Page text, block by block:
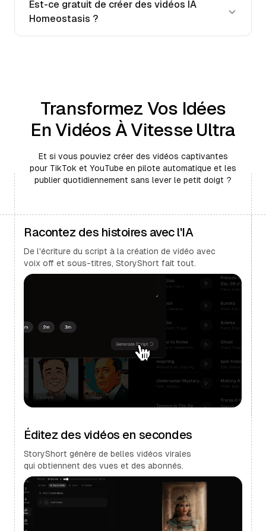
Est-ce gratuit de créer des vidéos IA
Homeostasis ?
Transformez Vos Idées
En Vidéos À Vitesse Ultra
Et si vous pouviez créer des vidéos captivantes
pour TikTok et YouTube en pilote automatique et les
publier quotidiennement sans lever le petit doigt ?
Racontez des histoires avec l'IA
De l'écriture du script à la création de vidéo avec
voix off et sous-titres, StoryShort fait tout.
Éditez des vidéos en secondes
StoryShort génère de belles vidéos virales
qui obtiennent des vues et des abonnés.